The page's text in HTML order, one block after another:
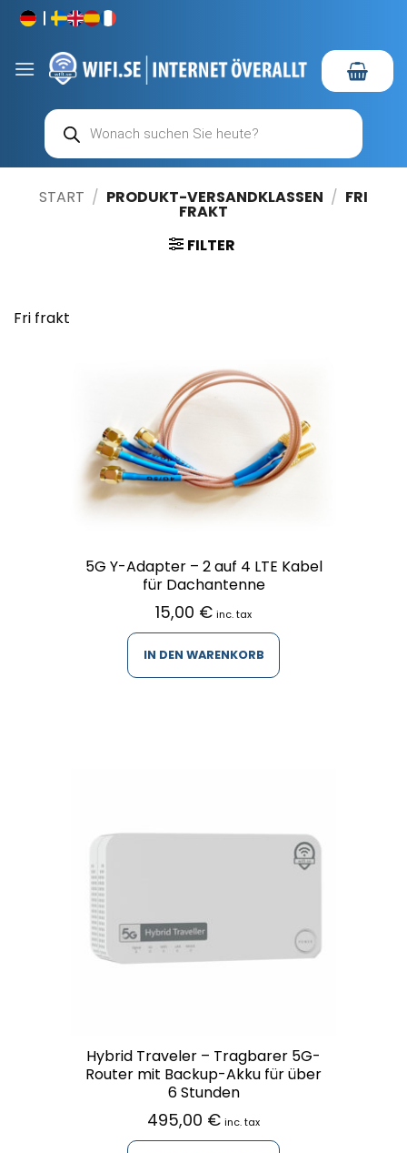
Zum
Inhalt
springen
Products
search
START / PRODUKT-VERSANDKLASSEN / FRI
FRAKT
FILTER
Fri frakt
5G Y-Adapter – 2 auf 4 LTE Kabel
für Dachantenne
15,00 € inc. tax
IN DEN WARENKORB
Hybrid Traveler – Tragbarer 5G-
Router mit Backup-Akku für über
6 Stunden
495,00 € inc. tax